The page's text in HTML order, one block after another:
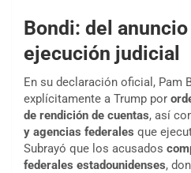
Bondi: del
ejecución judicial
En su declaración oficial, Pam
explícitamente a Trump por
de rendición de cuentas, así
y agencias federales que
Subrayó que los acusados
federales estadounidenses,